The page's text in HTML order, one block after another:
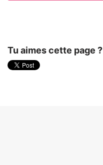
Tu aimes cette page ?